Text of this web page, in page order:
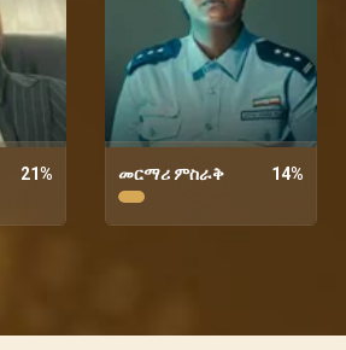
21% መርማሪ ምስራቅ 14%